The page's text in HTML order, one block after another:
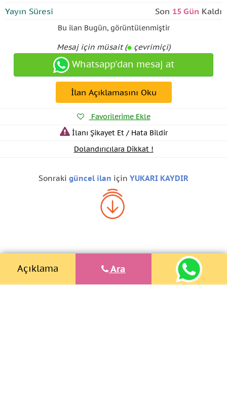
Yayın Süresi
Son 15 Gün Kaldı
Bu ilan Bugün, görüntülenmiştir
Mesaj için müsait ( çevrimiçi)
Whatsapp'dan mesaj at
İlan Açıklamasını Oku
Favorilerime Ekle
İlanı Şikayet Et / Hata Bildir
Dolandırıcılara Dikkat !
Açıklama Ara
Sonraki güncel ilan için YUKARI KAYDIR